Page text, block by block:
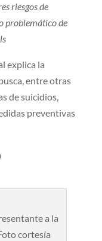
riesgos de
problemático de
explica la
entre otras
de suicidios,
preventivas
a la
cortesía